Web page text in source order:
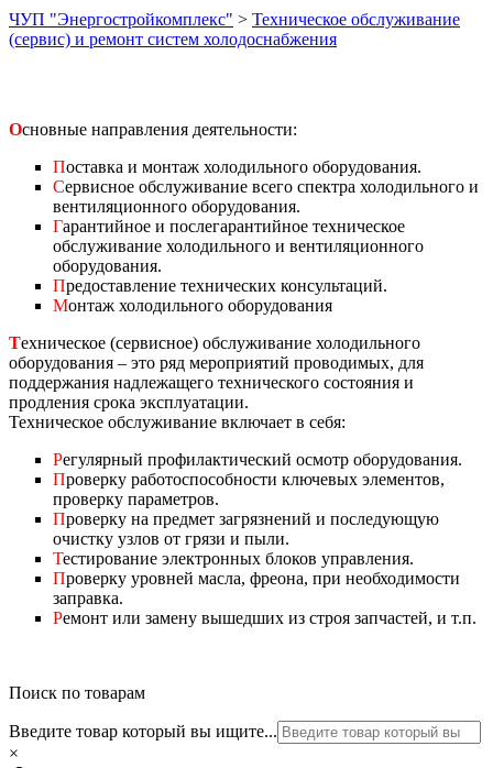
ЧУП "Энергостройкомплекс" > Техническое обслуживание
(сервис) и ремонт систем холодоснабжения
Основные направления деятельности:
Поставка и монтаж холодильного оборудования.
Сервисное обслуживание всего спектра холодильного и
вентиляционного оборудования.
Гарантийное и послегарантийное техническое
обслуживание холодильного и вентиляционного
оборудования.
Предоставление технических консультаций.
Монтаж холодильного оборудования
Техническое (сервисное) обслуживание холодильного
оборудования – это ряд мероприятий проводимых, для
поддержания надлежащего технического состояния и
продления срока эксплуатации.
Техническое обслуживание включает в себя:
Регулярный профилактический осмотр оборудования.
Проверку работоспособности ключевых элементов,
проверку параметров.
Проверку на предмет загрязнений и последующую
очистку узлов от грязи и пыли.
Тестирование электронных блоков управления.
Проверку уровней масла, фреона, при необходимости
заправка.
Ремонт или замену вышедших из строя запчастей, и т.п.
Поиск по товарам
Введите товар который вы ищите...
×